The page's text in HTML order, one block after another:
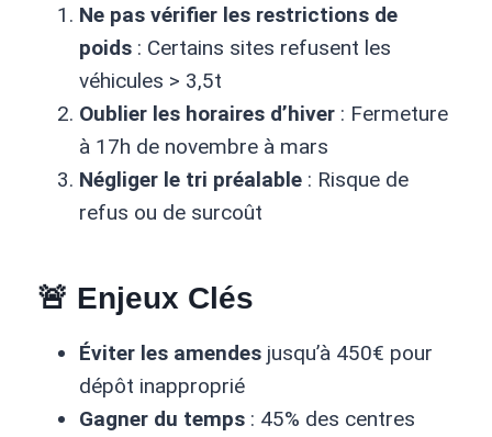
Ne pas vérifier les restrictions de
poids : Certains sites refusent les
véhicules > 3,5t
Oublier les horaires d’hiver : Fermeture
à 17h de novembre à mars
Négliger le tri préalable : Risque de
refus ou de surcoût
🚨 Enjeux Clés
Éviter les amendes jusqu’à 450€ pour
dépôt inapproprié
Gagner du temps : 45% des centres